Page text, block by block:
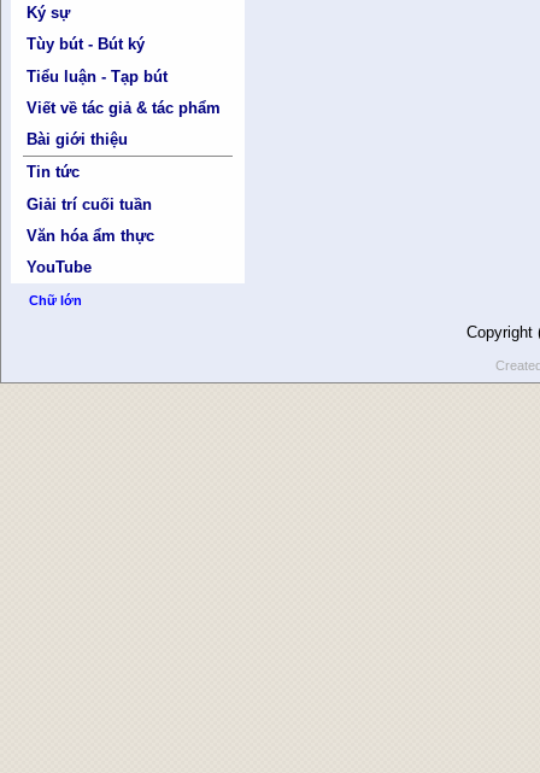
Ký sự
Tùy bút - Bút ký
Tiểu luận - Tạp bút
Viết về tác giả & tác phẩm
Bài giới thiệu
Tin tức
Giải trí cuối tuần
Văn hóa ẩm thực
YouTube
Chữ lớn
Copyright